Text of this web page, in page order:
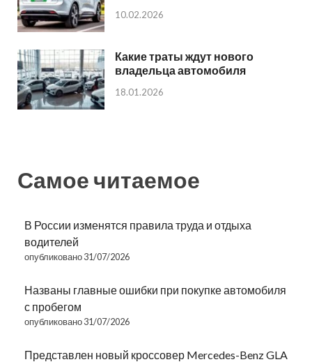
10.02.2026
Какие траты ждут нового
владельца автомобиля
18.01.2026
Самое читаемое
В России изменятся правила труда и отдыха
водителей
опубликовано 31/07/2026
Названы главные ошибки при покупке автомобиля
с пробегом
опубликовано 31/07/2026
Представлен новый кроссовер Mercedes-Benz GLA